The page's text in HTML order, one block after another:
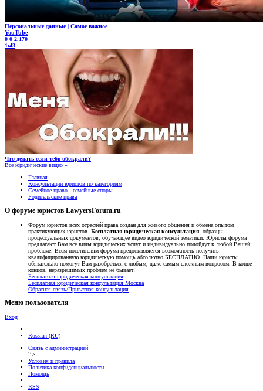
Персональные данные | Самое важное
YouTube
0 0 2.170
1:43
Что делать если тебя обокрали?
Все юридические видео »
Главная
Консультации юристов по категориям
Семейное право - семейные споры
Родительские права
О форуме юристов LawyersForum.ru
Форум юристов всех отраслей права создан для живого общения и обмена опытом
практикующих юристов. Бесплатная юридическая консультация , образцы
процессуальных документов, обучающее видео юридической тематики. Юристы форума
предлагают Вам все виды юридических услуг и индивидуально подойдут к любой Вашей
проблеме. Всем посетителям форума предоставляется возможность получить
квалифицированную юридическую помощь абсолютно БЕСПЛАТНО. Наши юристы
обязательно помогут Вам разобраться с любым, даже самым сложным вопросом. В конце
концов, неразрешимых проблем не бывает!
Бесплатная юридическая консультация
Бесплатная юридическая консультация Москва
Обратная связь/Приватная консультация
Меню пользователя
Вход
Russian (RU)
Связь с администрацией
li>
Условия и правила
Политика конфиденциальности
Помощь
RSS